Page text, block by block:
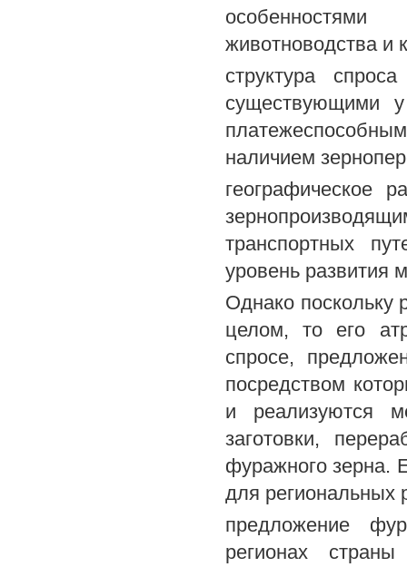
животноводства и
структура
существующими
наличием
географическое
транспортных
уровень развития
Однако поскольку
целом, то его
спросе,
посредством
и реализуются
заготовки,
фуражного зерна.
для региональных
предложение
регионах